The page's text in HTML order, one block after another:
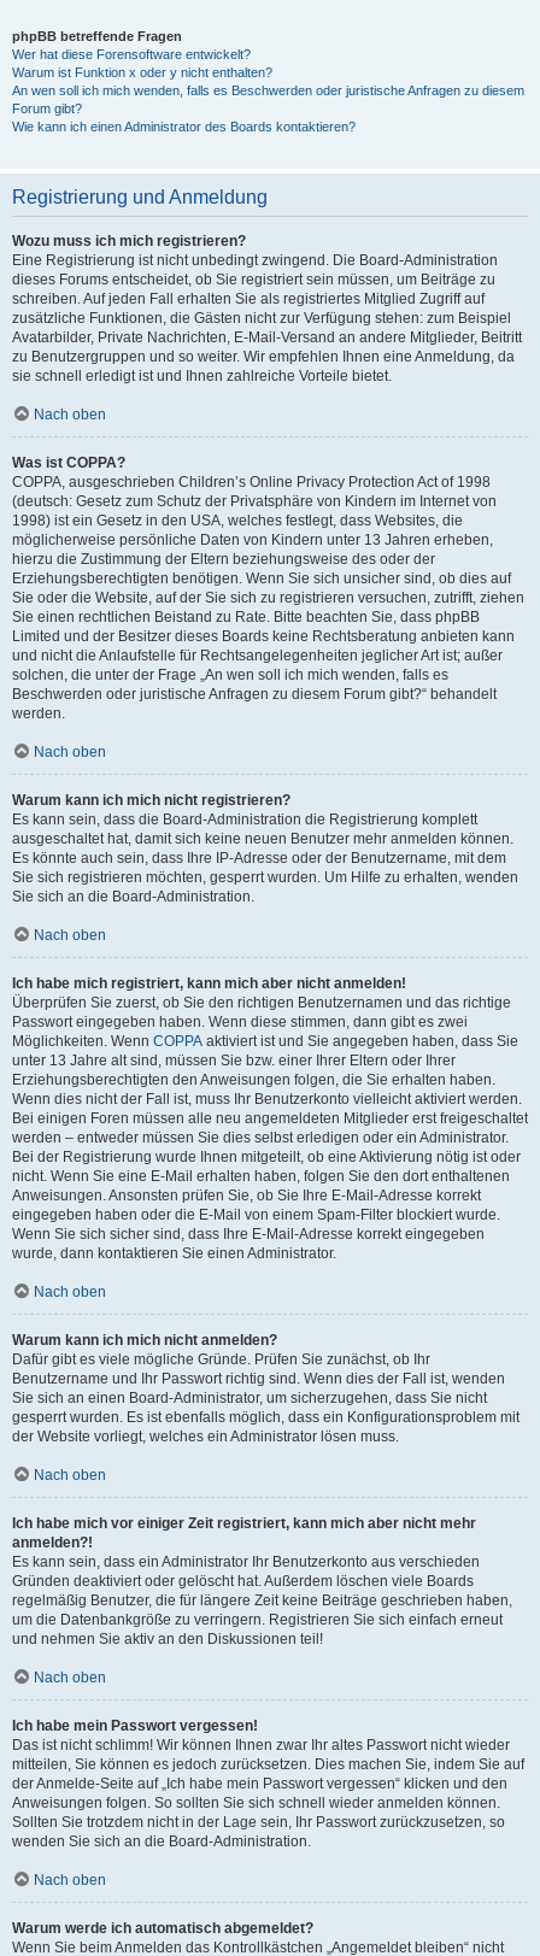
phpBB betreffende Fragen
Wer hat diese Forensoftware entwickelt?
Warum ist Funktion x oder y nicht enthalten?
An wen soll ich mich wenden, falls es Beschwerden oder juristische Anfragen zu diesem
Forum gibt?
Wie kann ich einen Administrator des Boards kontaktieren?
Registrierung und Anmeldung
Wozu muss ich mich registrieren?
Eine Registrierung ist nicht unbedingt zwingend. Die Board-Administration
dieses Forums entscheidet, ob Sie registriert sein müssen, um Beiträge zu
schreiben. Auf jeden Fall erhalten Sie als registriertes Mitglied Zugriff auf
zusätzliche Funktionen, die Gästen nicht zur Verfügung stehen: zum Beispiel
Avatarbilder, Private Nachrichten, E-Mail-Versand an andere Mitglieder, Beitritt
zu Benutzergruppen und so weiter. Wir empfehlen Ihnen eine Anmeldung, da
sie schnell erledigt ist und Ihnen zahlreiche Vorteile bietet.
Nach oben
Was ist COPPA?
COPPA, ausgeschrieben Children’s Online Privacy Protection Act of 1998
(deutsch: Gesetz zum Schutz der Privatsphäre von Kindern im Internet von
1998) ist ein Gesetz in den USA, welches festlegt, dass Websites, die
möglicherweise persönliche Daten von Kindern unter 13 Jahren erheben,
hierzu die Zustimmung der Eltern beziehungsweise des oder der
Erziehungsberechtigten benötigen. Wenn Sie sich unsicher sind, ob dies auf
Sie oder die Website, auf der Sie sich zu registrieren versuchen, zutrifft, ziehen
Sie einen rechtlichen Beistand zu Rate. Bitte beachten Sie, dass phpBB
Limited und der Besitzer dieses Boards keine Rechtsberatung anbieten kann
und nicht die Anlaufstelle für Rechtsangelegenheiten jeglicher Art ist; außer
solchen, die unter der Frage „An wen soll ich mich wenden, falls es
Beschwerden oder juristische Anfragen zu diesem Forum gibt?“ behandelt
werden.
Nach oben
Warum kann ich mich nicht registrieren?
Es kann sein, dass die Board-Administration die Registrierung komplett
ausgeschaltet hat, damit sich keine neuen Benutzer mehr anmelden können.
Es könnte auch sein, dass Ihre IP-Adresse oder der Benutzername, mit dem
Sie sich registrieren möchten, gesperrt wurden. Um Hilfe zu erhalten, wenden
Sie sich an die Board-Administration.
Nach oben
Ich habe mich registriert, kann mich aber nicht anmelden!
Überprüfen Sie zuerst, ob Sie den richtigen Benutzernamen und das richtige
Passwort eingegeben haben. Wenn diese stimmen, dann gibt es zwei
Möglichkeiten. Wenn COPPA aktiviert ist und Sie angegeben haben, dass Sie
unter 13 Jahre alt sind, müssen Sie bzw. einer Ihrer Eltern oder Ihrer
Erziehungsberechtigten den Anweisungen folgen, die Sie erhalten haben.
Wenn dies nicht der Fall ist, muss Ihr Benutzerkonto vielleicht aktiviert werden.
Bei einigen Foren müssen alle neu angemeldeten Mitglieder erst freigeschaltet
werden – entweder müssen Sie dies selbst erledigen oder ein Administrator.
Bei der Registrierung wurde Ihnen mitgeteilt, ob eine Aktivierung nötig ist oder
nicht. Wenn Sie eine E-Mail erhalten haben, folgen Sie den dort enthaltenen
Anweisungen. Ansonsten prüfen Sie, ob Sie Ihre E-Mail-Adresse korrekt
eingegeben haben oder die E-Mail von einem Spam-Filter blockiert wurde.
Wenn Sie sich sicher sind, dass Ihre E-Mail-Adresse korrekt eingegeben
wurde, dann kontaktieren Sie einen Administrator.
Nach oben
Warum kann ich mich nicht anmelden?
Dafür gibt es viele mögliche Gründe. Prüfen Sie zunächst, ob Ihr
Benutzername und Ihr Passwort richtig sind. Wenn dies der Fall ist, wenden
Sie sich an einen Board-Administrator, um sicherzugehen, dass Sie nicht
gesperrt wurden. Es ist ebenfalls möglich, dass ein Konfigurationsproblem mit
der Website vorliegt, welches ein Administrator lösen muss.
Nach oben
Ich habe mich vor einiger Zeit registriert, kann mich aber nicht mehr
anmelden?!
Es kann sein, dass ein Administrator Ihr Benutzerkonto aus verschieden
Gründen deaktiviert oder gelöscht hat. Außerdem löschen viele Boards
regelmäßig Benutzer, die für längere Zeit keine Beiträge geschrieben haben,
um die Datenbankgröße zu verringern. Registrieren Sie sich einfach erneut
und nehmen Sie aktiv an den Diskussionen teil!
Nach oben
Ich habe mein Passwort vergessen!
Das ist nicht schlimm! Wir können Ihnen zwar Ihr altes Passwort nicht wieder
mitteilen, Sie können es jedoch zurücksetzen. Dies machen Sie, indem Sie auf
der Anmelde-Seite auf „Ich habe mein Passwort vergessen“ klicken und den
Anweisungen folgen. So sollten Sie sich schnell wieder anmelden können.
Sollten Sie trotzdem nicht in der Lage sein, Ihr Passwort zurückzusetzen, so
wenden Sie sich an die Board-Administration.
Nach oben
Warum werde ich automatisch abgemeldet?
Wenn Sie beim Anmelden das Kontrollkästchen „Angemeldet bleiben“ nicht